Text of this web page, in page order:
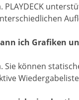
PLAYDECK
ich Grafiken
Sie können